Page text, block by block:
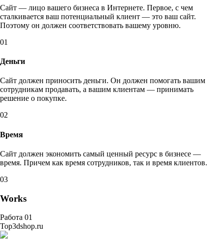
Сайт — лицо вашего бизнеса в Интернете. Первое, с чем
сталкивается ваш потенциальный клиент — это ваш сайт.
Поэтому он должен соответствовать вашему уровню.
01
Деньги
Сайт должен приносить деньги. Он должен помогать вашим
сотрудникам продавать, а вашим клиентам — принимать
решение о покупке.
02
Время
Сайт должен экономить самый ценный ресурс в бизнесе —
время. Причем как время сотрудников, так и время клиентов.
03
Works
Работа 01
Top3dshop.ru